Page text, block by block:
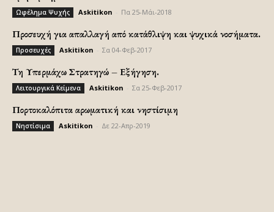
Ωφέλημα Ψυχής Askitikon Πα 25-Μάι-2018
Προσευχή για απαλλαγή από κατάθλιψη και ψυχικά νοσήματα.
Προσευχές Askitikon Σα 04-Φεβ-2017
Τη Υπερμάχω Στρατηγώ – Εξήγηση.
Λειτουργικά Κείμενα Askitikon Σα 25-Φεβ-2017
Πορτοκαλόπιτα αρωματική και νηστίσιμη
Νηστίσιμα Askitikon Δε 22-Απρ-2019